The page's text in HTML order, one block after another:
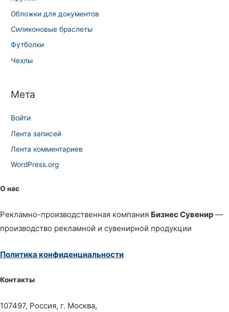
Обложки для документов
Силиконовые браслеты
Футболки
Чехлы
Мета
Войти
Лента записей
Лента комментариев
WordPress.org
О нас
Рекламно-производственная компания Бизнес Сувенир —
производство рекламной и сувенирной продукции
Политика конфиденциальности
Контакты
107497, Россия, г. Москва,